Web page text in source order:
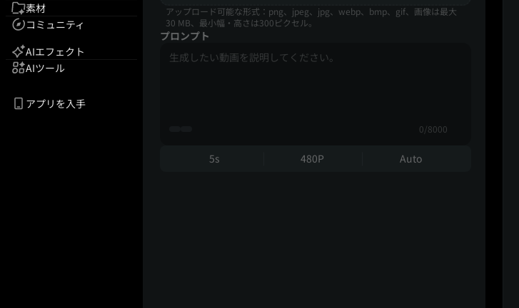
素材
コミュニティ
AIエフェクト
AIツール
アプリを入手
アップロード可能な形式：png、jpeg、jpg、webp、bmp、gif、画像は最大
30 MB、最小幅・高さは300ピクセル。
プロンプト
0/8000
5s 480P Auto